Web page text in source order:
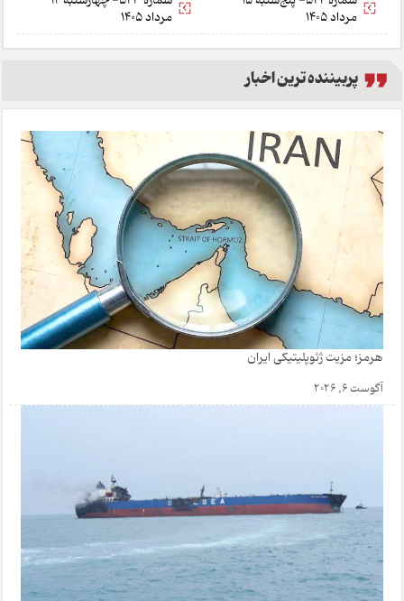
مرداد 1405
مرداد 1405
پربیننده ترین اخبار
هرمز؛ مزیت ژئوپلیتیکی ایران
آگوست 6, 2026